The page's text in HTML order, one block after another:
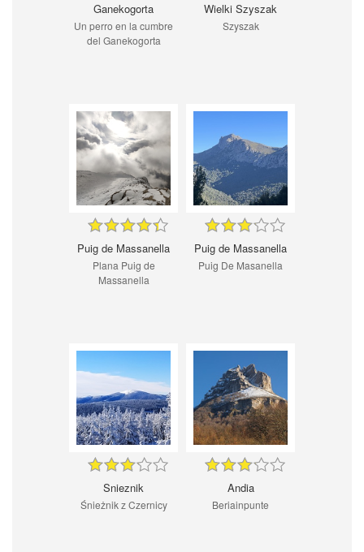
Ganekogorta
Un perro en la cumbre
del Ganekogorta
Wielki Szyszak
Szyszak
Puig de Massanella
Plana Puig de
Massanella
Puig de Massanella
Puig De Masanella
Snieznik
Śnieżnik z Czernicy
Andia
Beriainpunte